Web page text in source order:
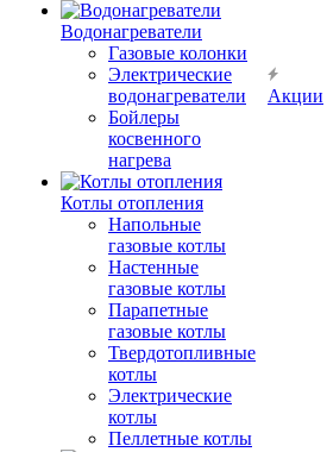
Водонагреватели
Газовые колонки
Электрические
водонагреватели
Бойлеры
косвенного
нагрева
Котлы отопления
Напольные
газовые котлы
Настенные
газовые котлы
Парапетные
газовые котлы
Твердотопливные
котлы
Электрические
котлы
Пеллетные котлы
Акции